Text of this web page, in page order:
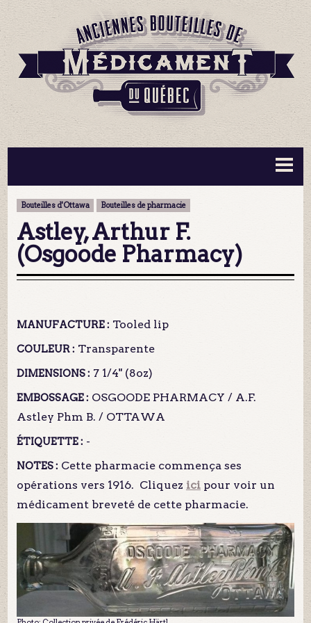
BOUTEILLES ▼
INFORMATION ▼
MA COLLECTION
CONTACT
Bouteilles d'Ottawa Bouteilles de pharmacie
Astley, Arthur F.
(Osgoode Pharmacy)
MANUFACTURE : Tooled lip
COULEUR : Transparente
DIMENSIONS : 7 1/4" (8oz)
EMBOSSAGE : OSGOODE PHARMACY / A.F.
Astley Phm B. / OTTAWA
ÉTIQUETTE : -
NOTES : Cette pharmacie commença ses
opérations vers 1916. Cliquez icipour voir un
médicament breveté de cette pharmacie.